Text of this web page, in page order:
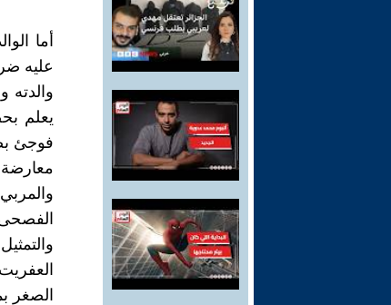
أما
عليه
يعلم
فوجئ
الصغر